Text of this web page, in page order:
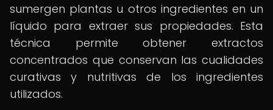
sumergen plantas u otros ingredientes en un
líquido para extraer sus propiedades. Esta
técnica permite obtener extractos
concentrados que conservan las cualidades
curativas y nutritivas de los ingredientes
utilizados.